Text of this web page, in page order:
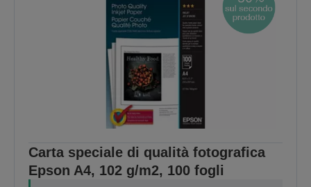
Carta speciale di qualità fotografica
Epson A4, 102 g/m2, 100 fogli